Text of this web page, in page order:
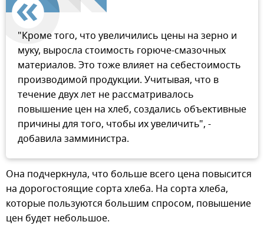
"Кроме того, что увеличились цены на зерно и
муку, выросла стоимость горюче-смазочных
материалов. Это тоже влияет на себестоимость
производимой продукции. Учитывая, что в
течение двух лет не рассматривалось
повышение цен на хлеб, создались объективные
причины для того, чтобы их увеличить", -
добавила замминистра.
Она подчеркнула, что больше всего цена повысится
на дорогостоящие сорта хлеба. На сорта хлеба,
которые пользуются большим спросом, повышение
цен будет небольшое.